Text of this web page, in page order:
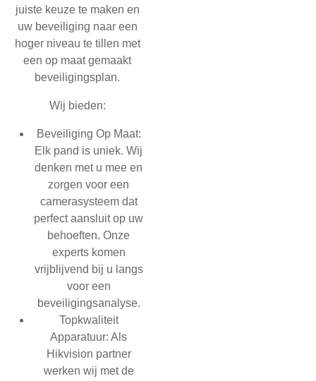
juiste keuze te maken en
uw beveiliging naar een
hoger niveau te tillen met
een op maat gemaakt
beveiligingsplan.
Wij bieden:
Beveiliging Op Maat:
Elk pand is uniek. Wij
denken met u mee en
zorgen voor een
camerasysteem dat
perfect aansluit op uw
behoeften. Onze
experts komen
vrijblijvend bij u langs
voor een
beveiligingsanalyse.
Topkwaliteit
Apparatuur: Als
Hikvision partner
werken wij met de